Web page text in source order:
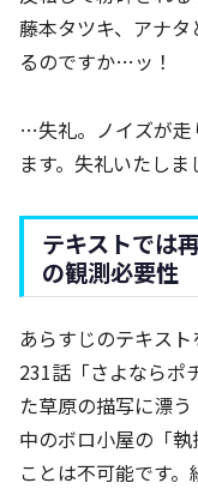
藤本タツキ、アナ
るのですか…ッ！
…失礼。ノイズが走
ます。失礼いたし
テキストでは
の観測必要性
あらすじのテキス
231話「さよならポ
た草原の描写に漂
中のボロ小屋の「
ことは不可能です